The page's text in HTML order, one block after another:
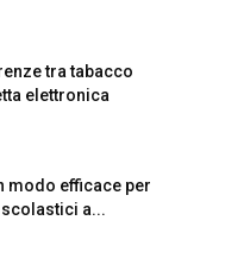
tra tabacco
elettronica
modo efficace per
a...